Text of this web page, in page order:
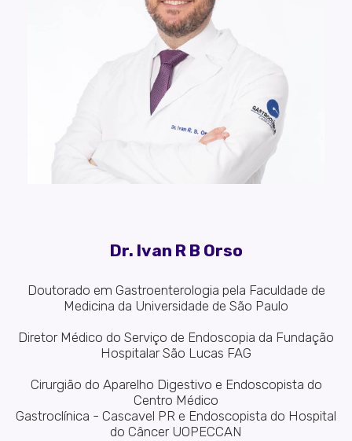
Dr. Ivan R B Orso
Doutorado em Gastroenterologia pela Faculdade de
Medicina da Universidade de São Paulo
Diretor Médico do Serviço de Endoscopia da Fundação
Hospitalar São Lucas FAG
Cirurgião do Aparelho Digestivo e Endoscopista do
Centro Médico
Gastroclínica - Cascavel PR e Endoscopista do Hospital
do Câncer UOPECCAN